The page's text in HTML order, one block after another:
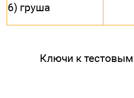
6) груша
Ключи к